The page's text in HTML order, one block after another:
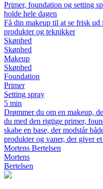
Primer, foundation og setting
holde hele dagen
Få din makeup til at se frisk ud
produkter og teknikker
Skønhed
Skønhed
Makeup
Skønhed
Foundation
Primer
Setting spray
5 min
Drømmer du om en makeup,
du med den rigtige primer,
skabe en base, der modstår
produkter og vaner, der giver
Mortens Bertelsen
Mortens
Bertelsen